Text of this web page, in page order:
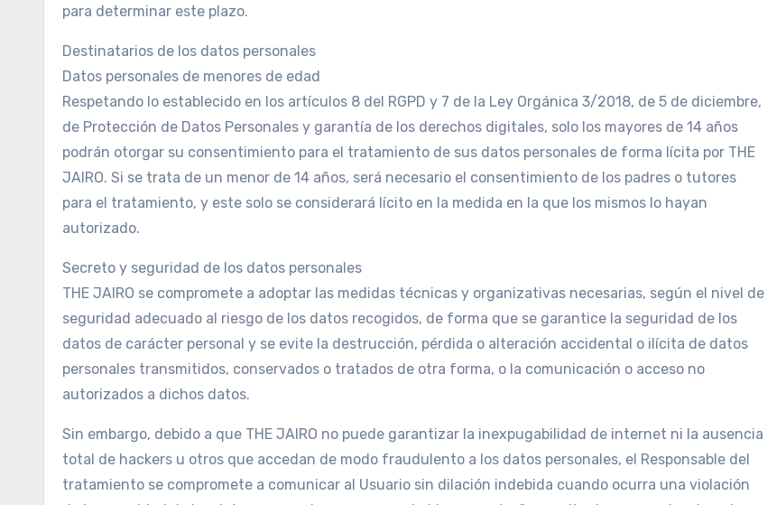
para determinar este plazo.
Destinatarios de los datos personales
Datos personales de menores de edad
Respetando lo establecido en los artículos 8 del RGPD y 7 de la Ley Orgánica 3/2018, de 5 de diciembre,
de Protección de Datos Personales y garantía de los derechos digitales, solo los mayores de 14 años
podrán otorgar su consentimiento para el tratamiento de sus datos personales de forma lícita por THE
JAIRO. Si se trata de un menor de 14 años, será necesario el consentimiento de los padres o tutores
para el tratamiento, y este solo se considerará lícito en la medida en la que los mismos lo hayan
autorizado.
Secreto y seguridad de los datos personales
THE JAIRO se compromete a adoptar las medidas técnicas y organizativas necesarias, según el nivel de
seguridad adecuado al riesgo de los datos recogidos, de forma que se garantice la seguridad de los
datos de carácter personal y se evite la destrucción, pérdida o alteración accidental o ilícita de datos
personales transmitidos, conservados o tratados de otra forma, o la comunicación o acceso no
autorizados a dichos datos.
Sin embargo, debido a que THE JAIRO no puede garantizar la inexpugabilidad de internet ni la ausencia
total de hackers u otros que accedan de modo fraudulento a los datos personales, el Responsable del
tratamiento se compromete a comunicar al Usuario sin dilación indebida cuando ocurra una violación